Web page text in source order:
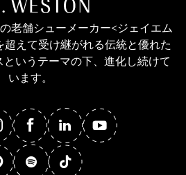
老舗シューメーカー<ジェイエム
超えて受け継がれる伝統と優れた
いうテーマの下、進化し続けて
います。